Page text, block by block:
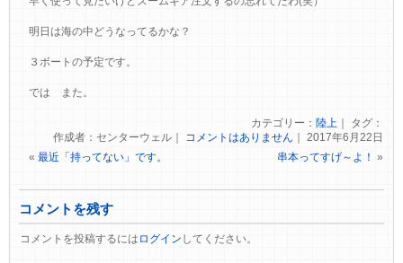
明日は海の中どうなってるかな？
３ボートの予定です。
では また。
カテゴリー： 陸上｜ タグ：
作成者：センターウェル｜ コメントはありません ｜ 2017年6月22日
«最近「持ってない」です。 串本ってすげ～よ！ »
コメントを残す
コメントを投稿するには ログイン してください。